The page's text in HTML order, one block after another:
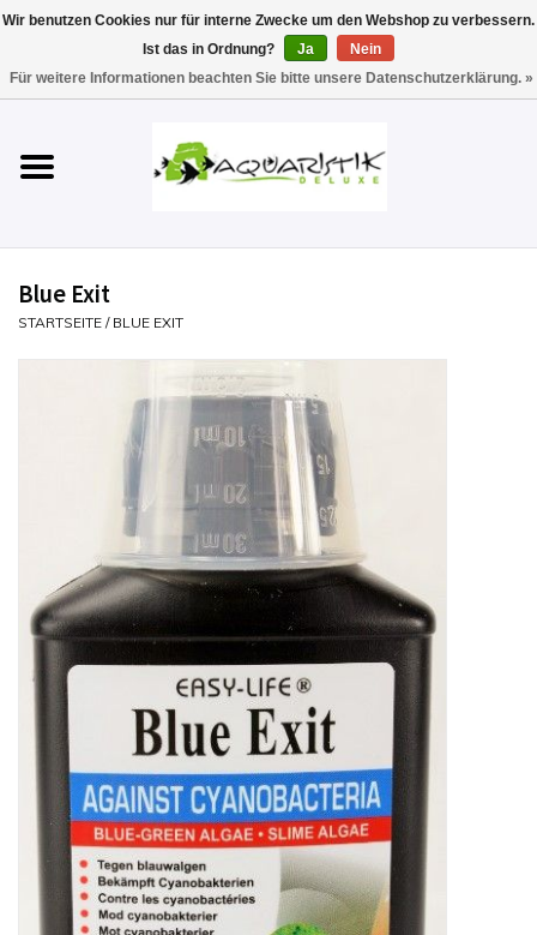
Aquarien
Technik
Futter
Lesestoff
Zubehör & Nützliches
Do!aqua
ADA Amano
Produktvideos
Service - Dienstleistungen
Blue Exit
STARTSEITE / BLUE EXIT
Wir benutzen Cookies nur für interne Zwecke um den Webshop zu verbessern.
Ist das in Ordnung?
Ja
Nein
Für weitere Informationen beachten Sie bitte unsere Datenschutzerklärung. »